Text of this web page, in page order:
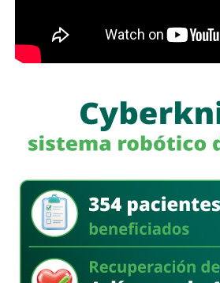
Históricamente propiedad de la